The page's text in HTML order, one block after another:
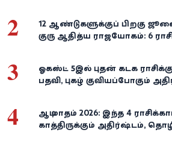
2
12 ஆண்டுகளுக்குப் பிறகு
குரு ஆதித்ய ராஜயோகம்: 6
3
ஓகஸ்ட் 5இல் புதன் கடக
பதவி, புகழ் குவியப்போகும்
4
ஆடி மாதம் 2026: இந்த 4
காத்திருக்கும் அதிர்ஷ்டம்,